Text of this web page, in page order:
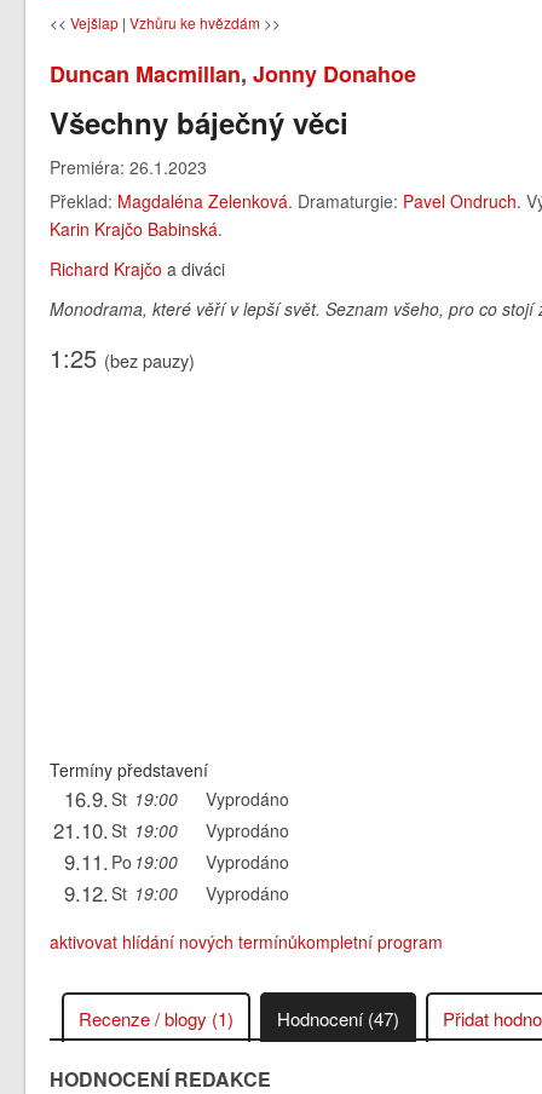
<<Vejšlap |Vzhůru ke hvězdám >>
Duncan Macmillan,Jonny Donahoe
Všechny báječný věci
Premiéra: 26.1.2023
Překlad: Magdaléna Zelenková. Dramaturgie: Pavel Ondruch.
Karin Krajčo Babinská.
Richard Krajčo a diváci
Monodrama, které věří v lepší svět. Seznam všeho, pro co
1:25 (bez pauzy)
Termíny představení
16.9.St 19:00 Vyprodáno
21.10.St 19:00 Vyprodáno
9.11. Po 19:00 Vyprodáno
9.12.St 19:00
Vyprodáno
aktivovat hlídání nových termínůkompletní program
Recenze / blogy (1) Hodnocení (47) Přidat
HODNOCENÍ REDAKCE